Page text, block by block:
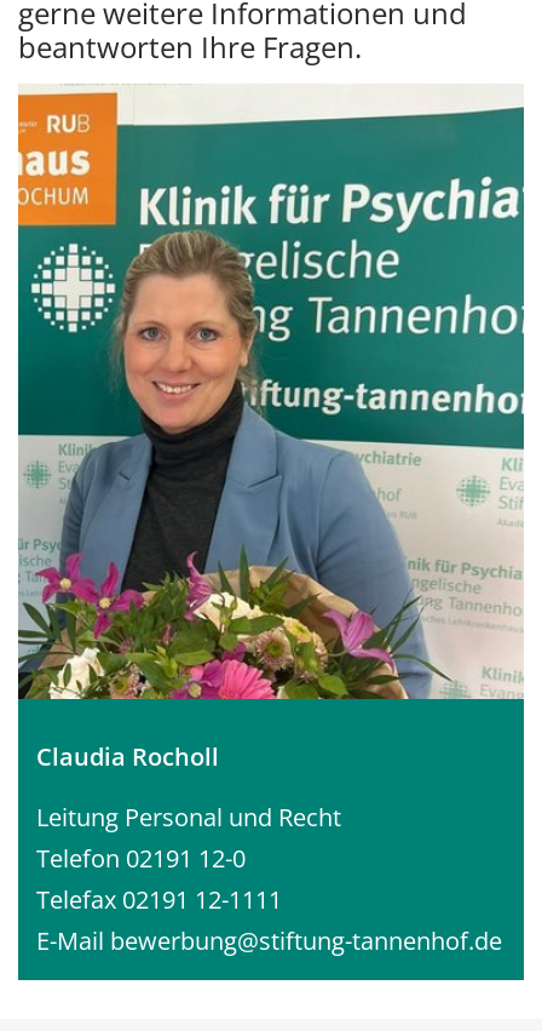
gerne weitere Informationen und
beantworten Ihre Fragen.
Claudia Rocholl
Leitung Personal und Recht
Telefon 02191 12-0
Telefax 02191 12-1111
E-Mail bewerbung@stiftung-tannenhof.de